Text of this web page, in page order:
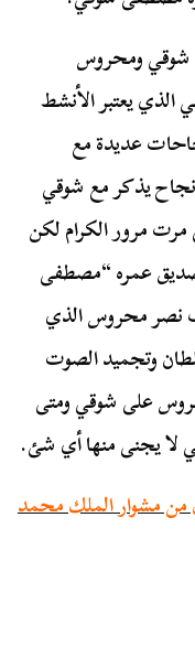
شوقي ومحروس
الذي يعتبر الأنشط
عديدة مع
نجاح يذكر مع شوقي
مرت مرور الكرام لكن
عمره “مصطفى
نصر محروس الذي
وتجميد الصوت
على شوقي ومتى
لا يجنى منها أي شئ.
من مشوار الملك محمد